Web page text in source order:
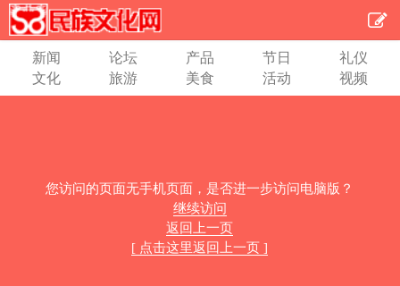
新闻 论坛 产品 节日
礼仪
文化
旅游 美食 活动 视频
您访问的页面无手机页面，是否进一步访问电脑版？
继续访问
返回上一页
[ 点击这里返回上一页 ]